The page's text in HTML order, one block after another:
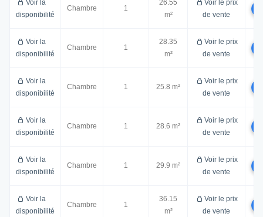
Voir la
disponibilité
Chambre 1
26.55
m²
Voir le prix
de vente
Voir la
disponibilité
Chambre 1
28.35
m²
Voir le prix
de vente
Voir la
disponibilité
Chambre 1 25.8 m²
Voir le prix
de vente
Voir la
disponibilité
Chambre 1 28.6 m²
Voir le prix
de vente
Voir la
disponibilité
Chambre 1 29.9 m²
Voir le prix
de vente
Voir la
disponibilité
Chambre 1
36.15
m²
Voir le prix
de vente